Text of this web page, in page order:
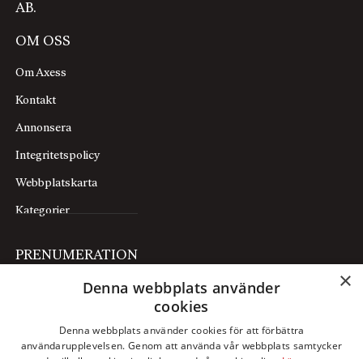
AB.
OM OSS
Om Axess
Kontakt
Annonsera
Integritetspolicy
Webbplatskarta
Kategorier
PRENUMERATION
×
Denna webbplats använder
cookies
Denna webbplats använder cookies för att förbättra
användarupplevelsen. Genom att använda vår webbplats samtycker